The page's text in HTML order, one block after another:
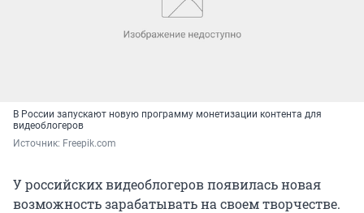
В России запускают новую программу монетизации контента для
видеоблогеров
Источник: Freepik.com
У российских видеоблогеров появилась новая
возможность зарабатывать на своем творчестве.